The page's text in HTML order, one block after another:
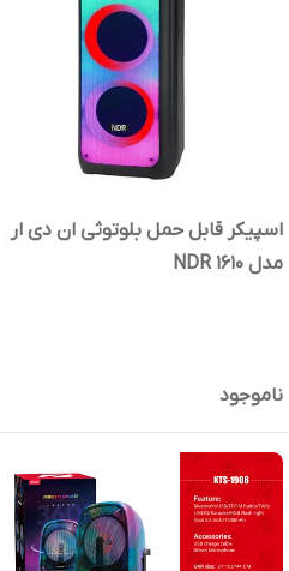
اسپیکر قابل حمل بلوتوثی ان دی ار
مدل NDR 1610
ناموجود